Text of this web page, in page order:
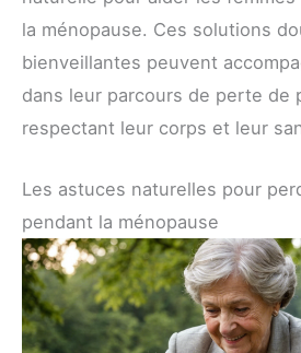
la ménopause. Ces solutions
bienveillantes peuvent
dans leur parcours de perte de
respectant leur corps et leur
Les astuces naturelles pour
pendant la ménopause